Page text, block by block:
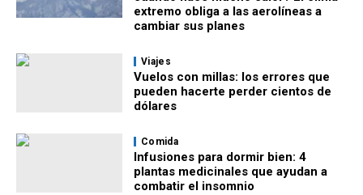
extremo obliga a las aerolíneas a
cambiar sus planes
Viajes
Vuelos con millas: los errores que
pueden hacerte perder cientos de
dólares
Comida
Infusiones para dormir bien: 4
plantas medicinales que ayudan a
combatir el insomnio